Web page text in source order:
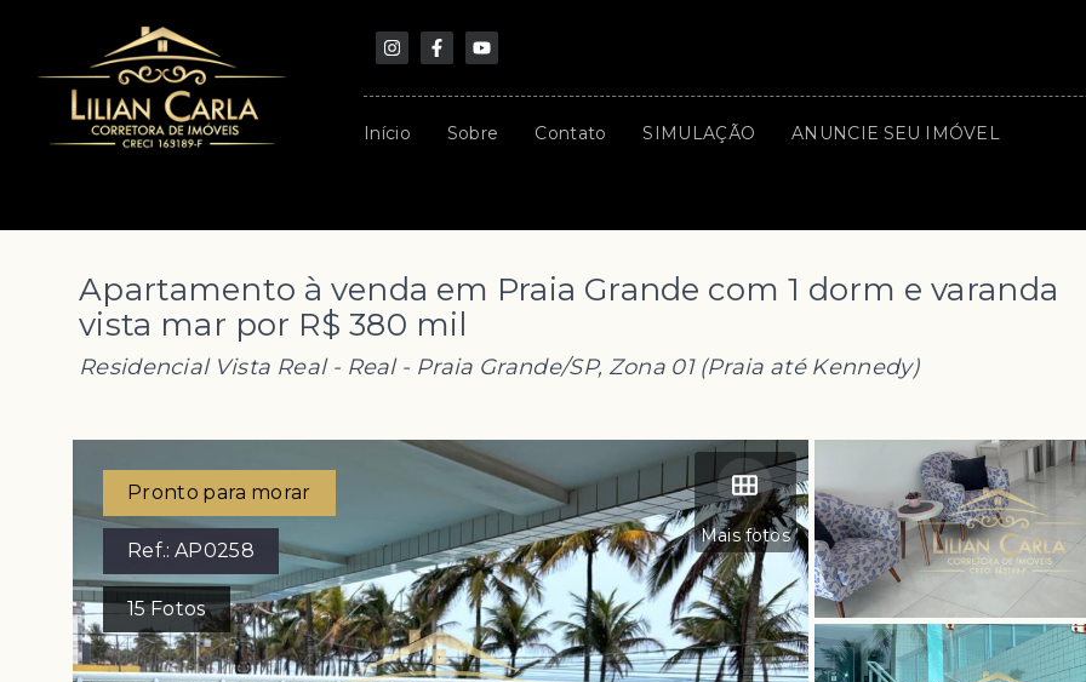
Início Sobre Contato SIMULAÇÃO ANUNCIE SEU IMÓVEL
Apartamento à venda em Praia Grande com 1 dorm e varanda
vista mar por R$ 380 mil
Residencial Vista Real - Real - Praia Grande/SP, Zona 01 (Praia até Kennedy)
Mais fotos
Pronto para morar
Ref.:AP0258
15Fotos